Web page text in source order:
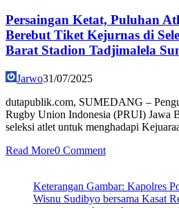
Persaingan Ketat, Puluhan
Berebut Tiket Kejurnas di
Barat Stadion Tadjimalela
Jarwo31/07/2025
dutapublik.com, SUMEDANG –
Rugby Union Indonesia (PRUI) Jawa
seleksi atlet untuk menghadapi
Read More0 Comment
Keterangan Gambar: Kapolres
Wisnu Sudibyo bersama Kasat